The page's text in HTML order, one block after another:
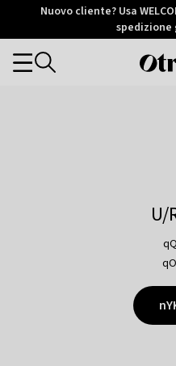
Otrium
Trustpilot
Nuovo cliente? Usa
Categories
U/